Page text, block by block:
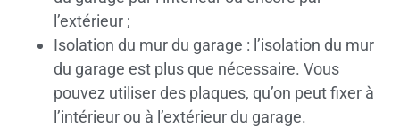
l’extérieur ;
Isolation du mur du garage : l’isolation du mur
du garage est plus que nécessaire. Vous
pouvez utiliser des plaques, qu’on peut fixer à
l’intérieur ou à l’extérieur du garage.